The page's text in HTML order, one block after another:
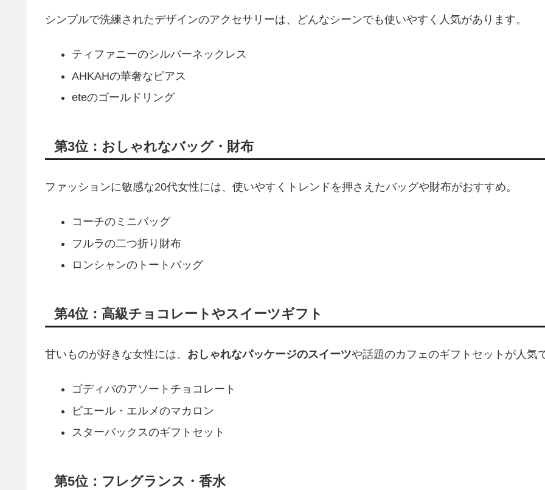
シンプルで洗練されたデザインのアクセサリーは、どんなシーンでも使いやすく人気があります。
ティファニーのシルバーネックレス
AHKAHの華奢なピアス
eteのゴールドリング
第3位：おしゃれなバッグ・財布
ファッションに敏感な20代女性には、使いやすくトレンドを押さえたバッグや財布がおすすめ。
コーチのミニバッグ
フルラの二つ折り財布
ロンシャンのトートバッグ
第4位：高級チョコレートやスイーツギフト
甘いものが好きな女性には、 おしゃれなパッケージのスイーツや話題のカフェのギフトセットが人気
ゴディバのアソートチョコレート
ピエール・エルメのマカロン
スターバックスのギフトセット
第5位：フレグランス・香水